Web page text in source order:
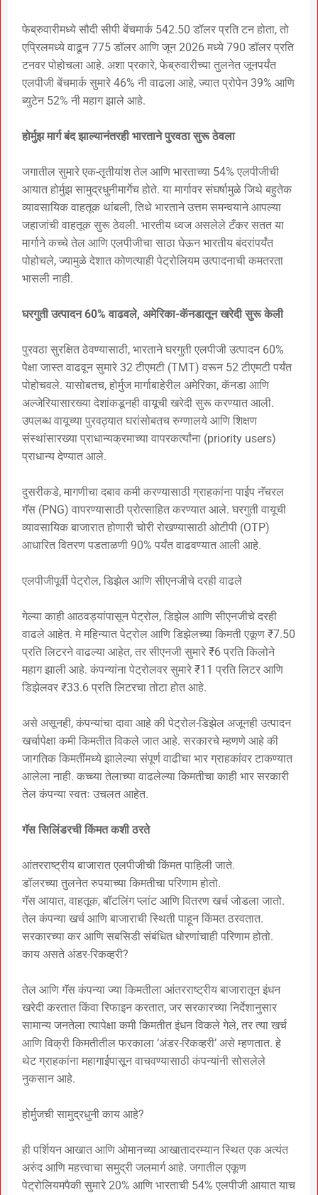
फेब्रुवारीमध्ये सौदी सीपी बेंचमार्क 542.50 डॉलर प्रति टन होता, तो
एप्रिलमध्ये वाढून 775 डॉलर आणि जून 2026 मध्ये 790 डॉलर प्रति
टनवर पोहोचला आहे. अशा प्रकारे, फेब्रुवारीच्या तुलनेत जूनपर्यंत
एलपीजी बेंचमार्क सुमारे 46% नी वाढला आहे, ज्यात प्रोपेन 39% आणि
ब्युटेन 52% नी महाग झाले आहे.
होर्मुझ मार्ग बंद झाल्यानंतरही भारताने पुरवठा सुरू ठेवला
जगातील सुमारे एक-तृतीयांश तेल आणि भारताच्या 54% एलपीजीची
आयात होर्मुझ सामुद्रधुनीमार्गेच होते. या मार्गावर संघर्षामुळे जिथे बहुतेक
व्यावसायिक वाहतूक थांबली, तिथे भारताने उत्तम समन्वयाने आपल्या
जहाजांची वाहतूक सुरू ठेवली. भारतीय ध्वज असलेले टँकर सतत या
मार्गाने कच्चे तेल आणि एलपीजीचा साठा घेऊन भारतीय बंदरांपर्यंत
पोहोचले, ज्यामुळे देशात कोणत्याही पेट्रोलियम उत्पादनाची कमतरता
भासली नाही.
घरगुती उत्पादन 60% वाढवले, अमेरिका-कॅनडातून खरेदी सुरू केली
पुरवठा सुरक्षित ठेवण्यासाठी, भारताने घरगुती एलपीजी उत्पादन 60%
पेक्षा जास्त वाढवून सुमारे 32 टीएमटी (TMT) वरून 52 टीएमटी पर्यंत
पोहोचवले. यासोबतच, होर्मुज मार्गाबाहेरील अमेरिका, कॅनडा आणि
अल्जेरियासारख्या देशांकडूनही वायूची खरेदी सुरू करण्यात आली.
उपलब्ध वायूच्या पुरवठ्यात घरांसोबतच रुग्णालये आणि शिक्षण
संस्थांसारख्या प्राधान्यक्रमाच्या वापरकर्त्यांना (priority users)
प्राधान्य देण्यात आले.
दुसरीकडे, मागणीचा दबाव कमी करण्यासाठी ग्राहकांना पाईप नॅचरल
गॅस (PNG) वापरण्यासाठी प्रोत्साहित करण्यात आले. घरगुती वायूची
व्यावसायिक बाजारात होणारी चोरी रोखण्यासाठी ओटीपी (OTP)
आधारित वितरण पडताळणी 90% पर्यंत वाढवण्यात आली आहे.
एलपीजीपूर्वी पेट्रोल, डिझेल आणि सीएनजीचे दरही वाढले
गेल्या काही आठवड्यांपासून पेट्रोल, डिझेल आणि सीएनजीचे दरही
वाढले आहेत. मे महिन्यात पेट्रोल आणि डिझेलच्या किमती एकूण ₹7.50
प्रति लिटरने वाढल्या आहेत, तर सीएनजी सुमारे ₹6 प्रति किलोने
महाग झाली आहे. कंपन्यांना पेट्रोलवर सुमारे ₹11 प्रति लिटर आणि
डिझेलवर ₹33.6 प्रति लिटरचा तोटा होत आहे.
असे असूनही, कंपन्यांचा दावा आहे की पेट्रोल-डिझेल अजूनही उत्पादन
खर्चापेक्षा कमी किमतीत विकले जात आहे. सरकारचे म्हणणे आहे की
जागतिक किमतींमध्ये झालेल्या संपूर्ण वाढीचा भार ग्राहकांवर टाकण्यात
आलेला नाही. कच्च्या तेलाच्या वाढलेल्या किमतीचा काही भार सरकारी
तेल कंपन्या स्वतः उचलत आहेत.
गॅस सिलिंडरची किंमत कशी ठरते
आंतरराष्ट्रीय बाजारात एलपीजीची किंमत पाहिली जाते.
डॉलरच्या तुलनेत रुपयाच्या किमतीचा परिणाम होतो.
गॅस आयात, वाहतूक, बॉटलिंग प्लांट आणि वितरण खर्च जोडला जातो.
तेल कंपन्या खर्च आणि बाजाराची स्थिती पाहून किंमत ठरवतात.
सरकारच्या कर आणि सबसिडी संबंधित धोरणांचाही परिणाम होतो.
काय असते अंडर-रिकव्हरी?
तेल आणि गॅस कंपन्या ज्या किमतीला आंतरराष्ट्रीय बाजारातून इंधन
खरेदी करतात किंवा रिफाइन करतात, जर सरकारच्या निर्देशानुसार
सामान्य जनतेला त्यापेक्षा कमी किमतीत इंधन विकले गेले, तर त्या खर्च
आणि विक्री किमतीतील फरकाला ‘अंडर-रिकव्हरी’ असे म्हणतात. हे
थेट ग्राहकांना महागाईपासून वाचवण्यासाठी कंपन्यांनी सोसलेले
नुकसान आहे.
होर्मुजची सामुद्रधुनी काय आहे?
ही पर्शियन आखात आणि ओमानच्या आखातादरम्यान स्थित एक अत्यंत
अरुंद आणि महत्त्वाचा समुद्री जलमार्ग आहे. जगातील एकूण
पेट्रोलियमपैकी सुमारे 20% आणि भारताची 54% एलपीजी आयात याच